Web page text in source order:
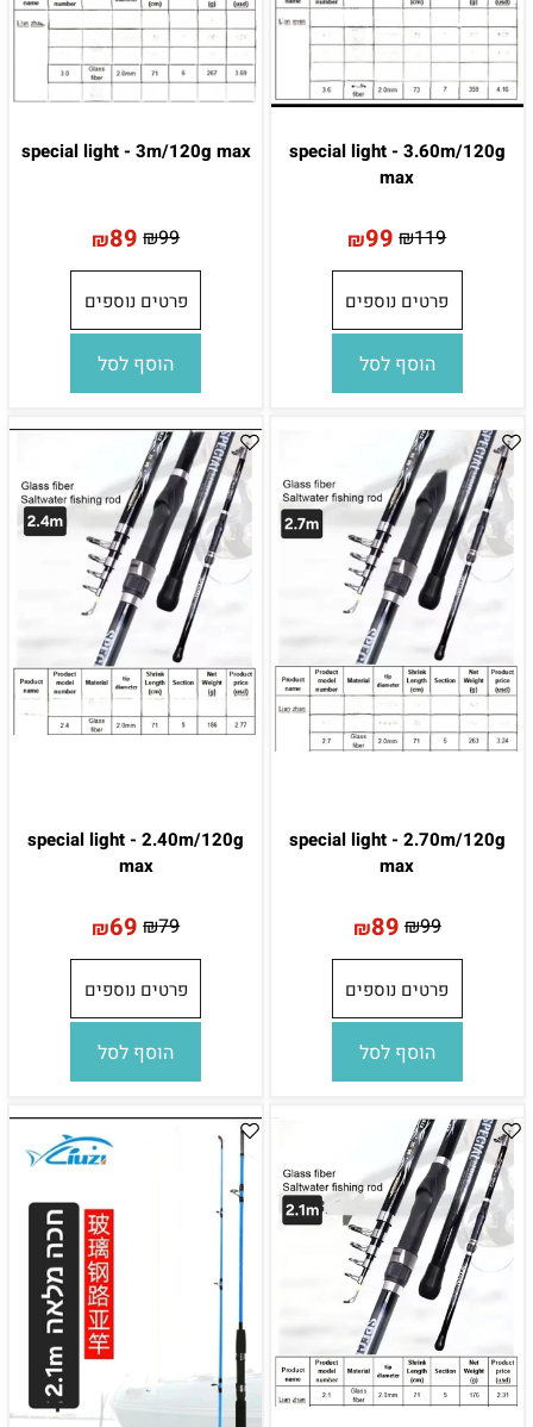
special light - 3.60m/120g
max
₪119
₪99
פרטים נוספים
הוסף לסל
special light - 3m/120g max
₪99
₪89
פרטים נוספים
הוסף לסל
special light - 2.70m/120g
max
₪99
₪89
פרטים נוספים
הוסף לסל
special light - 2.40m/120g
max
₪79
₪69
פרטים נוספים
הוסף לסל